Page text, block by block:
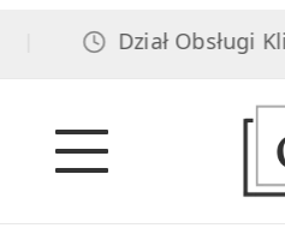
Dział Obsługi